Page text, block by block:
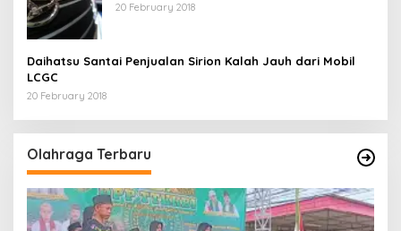
20 February 2018
Daihatsu Santai Penjualan Sirion Kalah Jauh dari Mobil
LCGC
20 February 2018
Olahraga Terbaru